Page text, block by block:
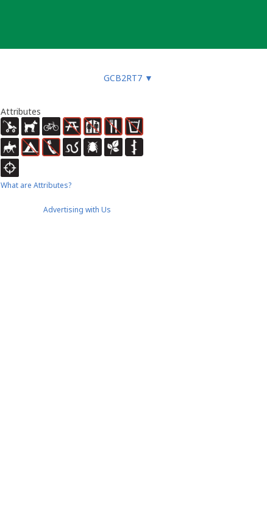
GCB2RT7 ▼
Attributes
What are Attributes?
Advertising with Us